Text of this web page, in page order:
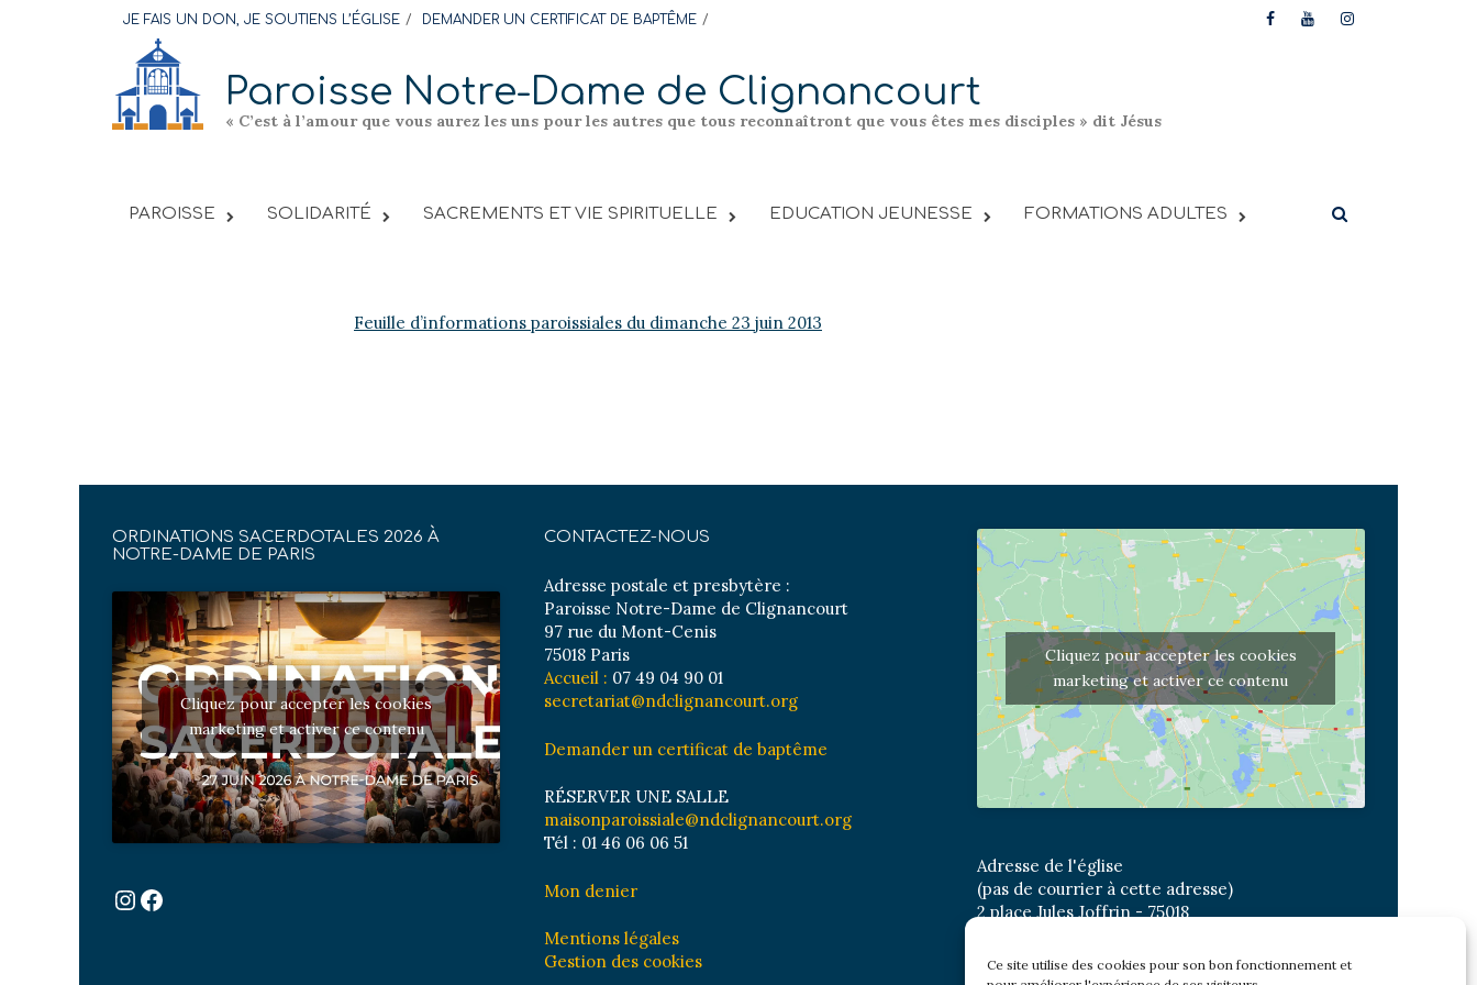
Ce site utilise des cookies pour son bon fonctionnement et
content
JE FAIS UN DON, JE SOUTIENS L’ÉGLISE DEMANDER UN CERTIFICAT DE BAPTÊME
Paroisse Notre-Dame de Clignancourt
« C’est à l’amour que vous aurez les uns pour les autres que tous reconnaîtront que vous êtes mes disciples » dit Jésus
PAROISSE SOLIDARITÉ SACREMENTS ET VIE SPIRITUELLE EDUCATION JEUNESSE FORMATIONS ADULTES
Feuille d’informations paroissiales du dimanche 23 juin 2013
ORDINATIONS SACERDOTALES 2026 À
NOTRE-DAME DE PARIS
Cliquez pour accepter les cookies
marketing et activer ce contenu
Instagram
Facebook
CONTACTEZ-NOUS
Adresse postale et presbytère :
Paroisse Notre-Dame de Clignancourt
97 rue du Mont-Cenis
75018 Paris
Accueil : 07 49 04 90 01
secretariat@ndclignancourt.org
Demander un certificat de baptême
RÉSERVER UNE SALLE
maisonparoissiale@ndclignancourt.org
Tél : 01 46 06 06 51
Mon denier
Mentions légales
Gestion des cookies
Cliquez pour accepter les cookies
marketing et activer ce contenu
Adresse de l'église
(pas de courrier à cette adresse)
2 place Jules Joffrin - 75018
Bus : Mairie du XVIII